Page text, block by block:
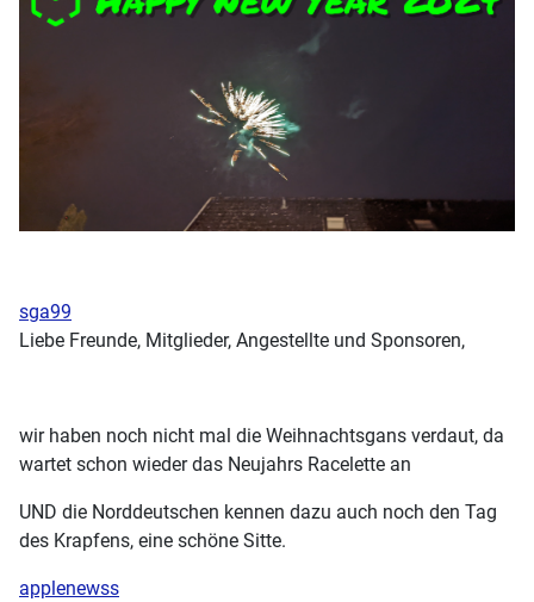
sga99
Liebe Freunde, Mitglieder, Angestellte und Sponsoren,
wir haben noch nicht mal die Weihnachtsgans verdaut, da
wartet schon wieder das Neujahrs Racelette an
UND die Norddeutschen kennen dazu auch noch den Tag
des Krapfens, eine schöne Sitte.
applenewss